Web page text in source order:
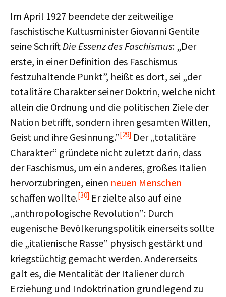
Im April 1927 beendete der zeitweilige
faschistische Kultusminister Giovanni Gentile
seine SchriftDie Essenz des Faschismus: „Der
erste, in einer Definition des Faschismus
festzuhaltende Punkt”, heißt es dort, sei „der
totalitäre Charakter seiner Doktrin, welche nicht
allein die Ordnung und die politischen Ziele der
Nation betrifft, sondern ihren gesamten Willen,
Geist und ihre Gesinnung.”[29] Der „totalitäre
Charakter” gründete nicht zuletzt darin, dass
der Faschismus, um ein anderes, großes Italien
hervorzubringen, einen neuen Menschen
schaffen wollte.[30] Er zielte also auf eine
„anthropologische Revolution”: Durch
eugenische Bevölkerungspolitik einerseits sollte
die „italienische Rasse” physisch gestärkt und
kriegstüchtig gemacht werden. Andererseits
galt es, die Mentalität der Italiener durch
Erziehung und Indoktrination grundlegend zu